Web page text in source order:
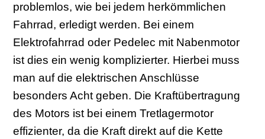
problemlos, wie bei jedem herkömmlichen
Fahrrad, erledigt werden. Bei einem
Elektrofahrrad oder Pedelec mit Nabenmotor
ist dies ein wenig komplizierter. Hierbei muss
man auf die elektrischen Anschlüsse
besonders Acht geben. Die Kraftübertragung
des Motors ist bei einem Tretlagermotor
effizienter, da die Kraft direkt auf die Kette